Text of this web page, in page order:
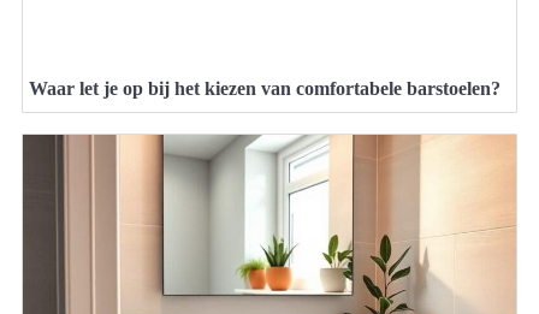
Waar let je op bij het kiezen van comfortabele barstoelen?